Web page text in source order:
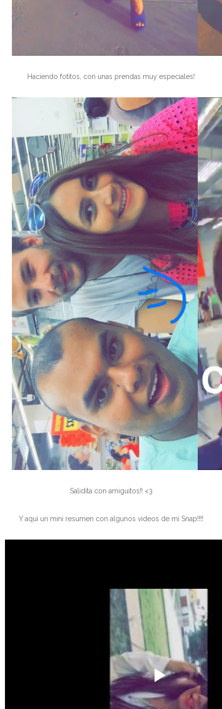
Haciendo fotitos, con unas prendas muy especiales!
Salidita con amiguitos!! <3
Y aqui un mini resumen con algunos videos de mi Snap!!!!